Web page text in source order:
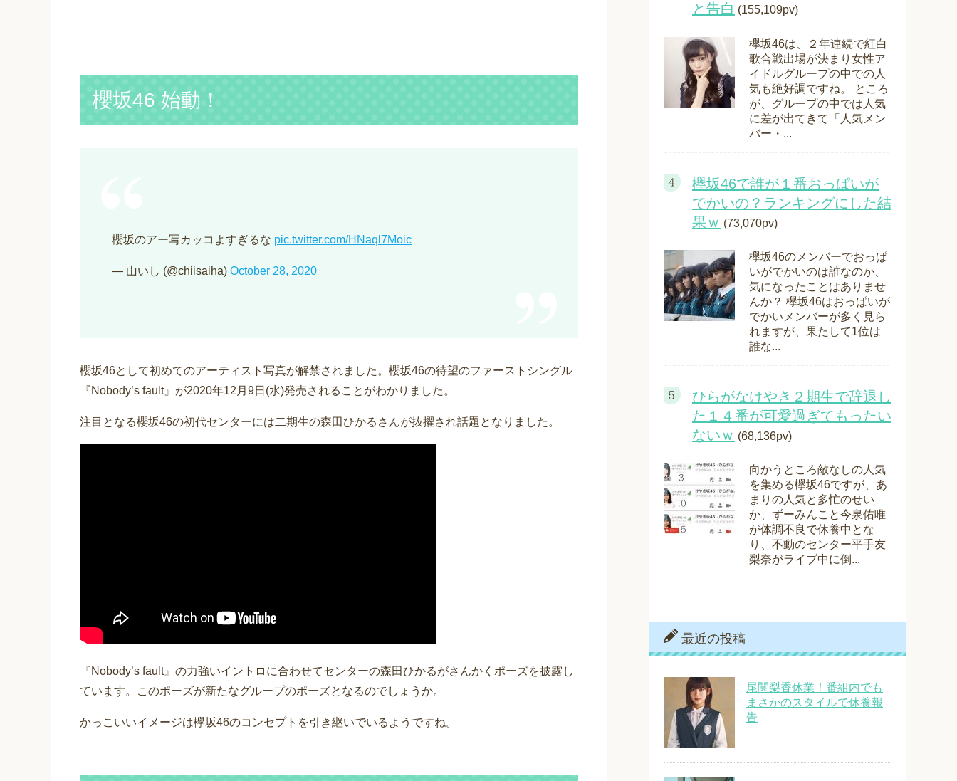
櫻坂46 始動！
櫻坂のアー写カッコよすぎるな pic.twitter.com/HNaql7Moic
— 山いし (@chiisaiha) October 28, 2020
櫻坂46として初めてのアーティスト写真が解禁されました。櫻坂46の待望のファーストシングル
『Nobody’s fault』が2020年12月9日(水)発売されることがわかりました。
注目となる櫻坂46の初代センターには二期生の森田ひかるさんが抜擢され話題となりました。
『Nobody’s fault』の力強いイントロに合わせてセンターの森田ひかるがさんかくポーズを披露し
ています。このポーズが新たなグループのポーズとなるのでしょうか。
かっこいいイメージは欅坂46のコンセプトを引き継いでいるようですね。
と告白 (155,109pv)
欅坂46は、２年連続で紅白
歌合戦出場が決まり女性ア
イドルグループの中での人
気も絶好調ですね。 ところ
が、グループの中では人気
に差が出てきて「人気メン
バー・...
欅坂46で誰が１番おっぱいが
でかいの？ランキングにした結
果ｗ (73,070pv)
欅坂46のメンバーでおっぱ
いがでかいのは誰なのか、
気になったことはありませ
んか？ 欅坂46はおっぱいが
でかいメンバーが多く見ら
れますが、果たして1位は
誰な...
ひらがなけやき２期生で辞退し
た１４番が可愛過ぎてもったい
ないｗ (68,136pv)
向かうところ敵なしの人気
を集める欅坂46ですが、あ
まりの人気と多忙のせい
か、ずーみんこと今泉佑唯
が体調不良で休養中とな
り、不動のセンター平手友
梨奈がライブ中に倒...
最近の投稿
尾関梨香休業！番組内でも
まさかのスタイルで休養報
告